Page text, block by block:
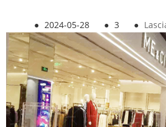
● 2024-05-28 ● 3 ●